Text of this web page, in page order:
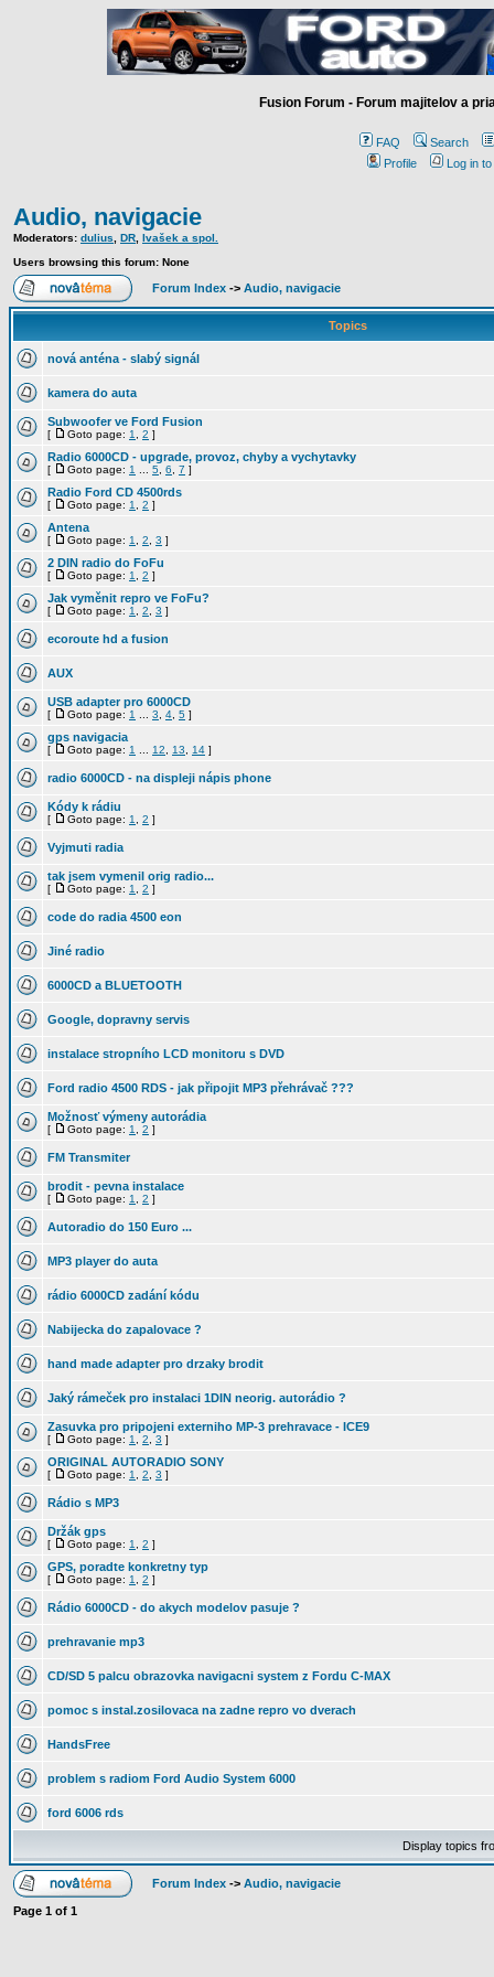
Fusion Forum - Forum majitelov a
FAQ
Search
Profile
Log in
Audio, navigacie
Moderators: dulius DR Ivašek a spol.
Users browsing this forum: None
Forum Index -> Audio, navigacie
Topics
nová anténa - slabý signál
kamera do auta
Subwoofer ve Ford Fusion
[ Goto page: 1 2 ]
Radio 6000CD - upgrade, provoz, chyby a vychytavky
[ Goto page: 1 5 6 7 ]
Radio Ford CD 4500rds
[ Goto page: 1 2 ]
Antena
[ Goto page: 1 2 3 ]
2 DIN radio do FoFu
[ Goto page: 1 2 ]
Jak vyměnit repro ve FoFu?
[ Goto page: 1 2 3 ]
ecoroute hd a fusion
AUX
USB adapter pro 6000CD
[ Goto page: 1 3 4 5 ]
gps navigacia
[ Goto page: 1 12 13 14 ]
radio 6000CD - na displeji nápis phone
Kódy k rádiu
[ Goto page: 1 2 ]
Vyjmuti radia
tak jsem vymenil orig radio...
[ Goto page: 1 2 ]
code do radia 4500 eon
Jiné radio
6000CD a BLUETOOTH
Google, dopravny servis
instalace stropního LCD monitoru s DVD
Ford radio 4500 RDS - jak připojit MP3 přehrávač ???
Možnosť výmeny autorádia
[ Goto page: 1 2 ]
FM Transmiter
brodit - pevna instalace
[ Goto page: 1 2 ]
Autoradio do 150 Euro ...
MP3 player do auta
rádio 6000CD zadání kódu
Nabijecka do zapalovace ?
hand made adapter pro drzaky brodit
Jaký rámeček pro instalaci 1DIN neorig. autorádio ?
Zasuvka pro pripojeni externiho MP-3 prehravace - ICE9
[ Goto page: 1 2 3 ]
ORIGINAL AUTORADIO SONY
[ Goto page: 1 2 3 ]
Rádio s MP3
Držák gps
[ Goto page: 1 2 ]
GPS, poradte konkretny typ
[ Goto page: 1 2 ]
Rádio 6000CD - do akych modelov pasuje ?
prehravanie mp3
CD/SD 5 palcu obrazovka navigacni system z Fordu C-MAX
pomoc s instal.zosilovaca na zadne repro vo dverach
HandsFree
problem s radiom Ford Audio System 6000
ford 6006 rds
Display topics
Forum Index -> Audio, navigacie
Page 1 of 1